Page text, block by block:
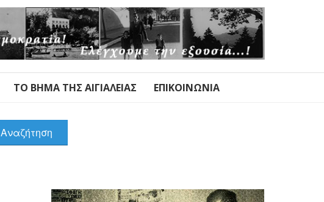
ΤΟ ΒΉΜΑ ΤΗΣ ΑΙΓΙΑΛΕΊΑΣ ΕΠΙΚΟΙΝΩΝΊΑ
Αναζήτηση